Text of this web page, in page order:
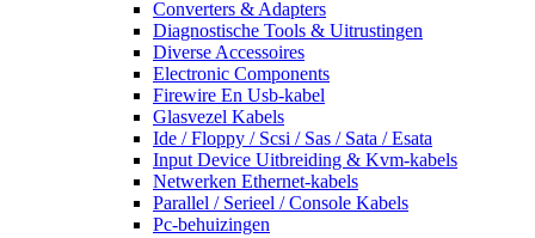
Converters & Adapters
Diagnostische Tools & Uitrustingen
Diverse Accessoires
Electronic Components
Firewire En Usb-kabel
Glasvezel Kabels
Ide / Floppy / Scsi / Sas / Sata / Esata
Input Device Uitbreiding & Kvm-kabels
Netwerken Ethernet-kabels
Parallel / Serieel / Console Kabels
Pc-behuizingen